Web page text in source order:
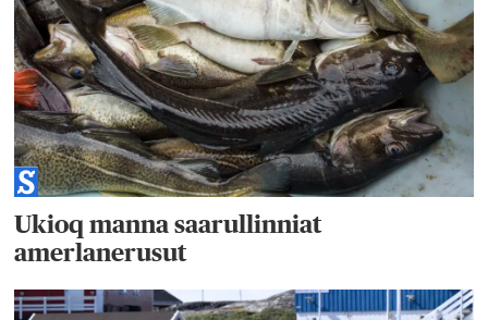
Ukioq manna saarullinniat
amerlanerusut